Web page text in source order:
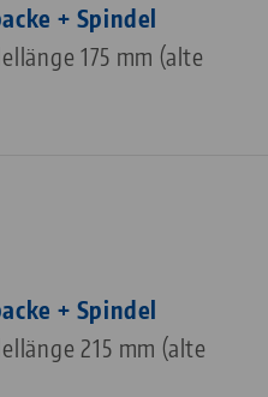
+ Spindel
175 mm (alte
+ Spindel
215 mm (alte